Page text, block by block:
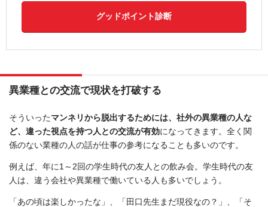
グッドポイント診断
異業種との交流で現状を打破する
そういったマンネリから脱出するためには、社外の異業種の人な
ど、違った視点を持つ人との交流が有効になってきます。全く関
係のない業種の人の話が仕事の参考になることも多いのです。
例えば、年に1～2回の学生時代の友人との飲み会。学生時代の友
人は、違う会社や異業種で働いている人も多いでしょう。
「あの頃は楽しかったな」、「田口先生まだ現役なの？」、「そ